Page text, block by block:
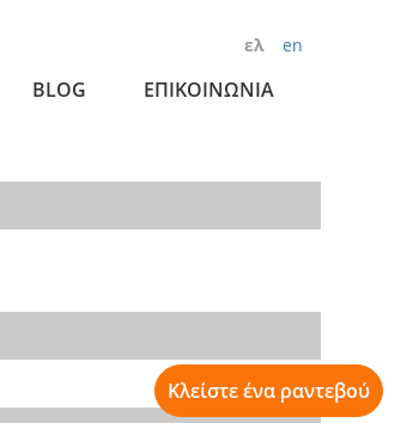
en
ελ
BLOG ΕΠΙΚΟΙΝΩΝΙΑ
Κλείστε ένα ραντεβού